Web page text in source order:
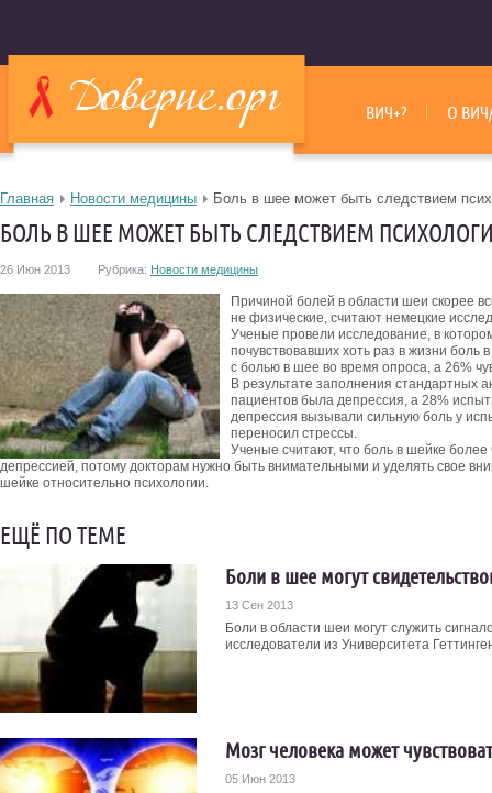
ВИЧ+? О
Главная Новости медицины Боль в шее может быть следствием
БОЛЬ В ШЕЕ МОЖЕТ БЫТЬ СЛЕДСТВИЕМ
26 Июн 2013 Рубрика: Новости медицины
Причиной болей в области шеи скорее
не физические, считают немецкие
Ученые провели исследование, в
почувствовавших хоть раз в жизни боль
с болью в шее во время опроса, а 26%
В результате заполнения стандартных
пациентов была депрессия, а 28%
депрессия вызывали сильную боль у
переносил стрессы.
Ученые считают, что боль в шейке
депрессией, потому докторам нужно быть внимательными и уделять свое
шейке относительно психологии.
ЕЩЁ ПО ТЕМЕ
Боли в шее могут
13 Сен 2013
Боли в области шеи могут служить
исследователи из Университета
Мозг человека может
05 Июн 2013